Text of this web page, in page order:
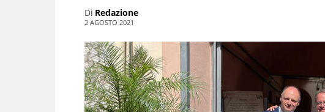
Di Redazione
2 AGOSTO 2021